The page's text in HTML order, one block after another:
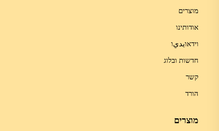
מוצרים
אודותינו
וידאוيديו
חדשות ובלוג
קשר
הורד
מוצרים